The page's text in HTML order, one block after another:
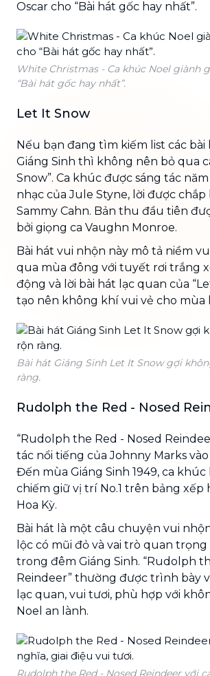
Oscar cho “Bài hát gốc hay nhất”.
White Christmas - Ca khúc Noel giành
“Bài hát gốc hay nhất”.
Let It Snow
Nếu bạn đang tìm kiếm list các bài
Giáng Sinh thì không nên bỏ qua
Snow”. Ca khúc được sáng tác
nhạc của Jule Styne, lời được
Sammy Cahn. Bản thu đầu tiên
bởi giọng ca Vaughn Monroe.
Bài hát vui nhộn này mô tả niềm
qua mùa đông với tuyết rơi trắng
động và lời bài hát lạc quan của
tạo nên không khí vui vẻ cho mùa
Bài hát Giáng Sinh Let It Snow gợi
ràng.
Rudolph the Red - Nosed
“Rudolph the Red - Nosed
tác nổi tiếng của Johnny Marks vào
Đến mùa Giáng Sinh 1949, ca
chiếm giữ vị trí No.1 trên bảng xếp
Hoa Kỳ.
Bài hát là một câu chuyện vui
lộc có mũi đỏ và vai trò quan
trong đêm Giáng Sinh. “Rudolph
Reindeer” thường được trình bày
lạc quan, vui tươi, phù hợp với
Noel an lành.
Rudolph the Red - Nosed Reindeer với